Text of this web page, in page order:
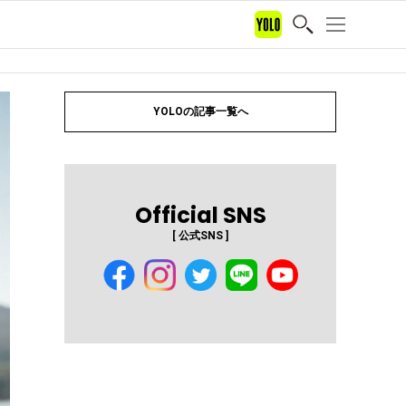
YOLOの記事一覧へ
Official SNS
[ 公式SNS ]